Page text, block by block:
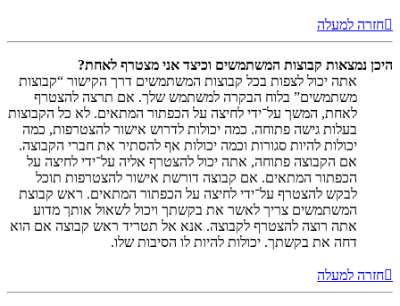
חזרה למעלה
היכן נמצאות קבוצות המשתמשים וכיצד אני מצטרף לאחת?
אתה יכול לצפות בכל קבוצות המשתמשים דרך הקישור “קבוצות
משתמשים” בלוח הבקרה למשתמש שלך. אם תרצה להצטרף
לאחת, המשך על־ידי לחיצה על הכפתור המתאים. לא כל הקבוצות
בעלות גישה פתוחה. כמה יכולות לדרוש אישור להצטרפות, כמה
יכולות להיות סגורות וכמה יכולות אף להסתיר את חברי הקבוצה.
אם הקבוצה פתוחה, אתה יכול להצטרף אליה על־ידי לחיצה על
הכפתור המתאים. אם קבוצה דורשת אישור להצטרפות תוכל
לבקש להצטרף על־ידי לחיצה על הכפתור המתאים. ראש קבוצת
המשתמשים צריך לאשר את בקשתך ויכול לשאול אותך מדוע
אתה רוצה להצטרף לקבוצה. אנא אל תטריד ראש קבוצה אם הוא
דחה את בקשתך. יכולות להיות לו הסיבות שלו.
חזרה למעלה